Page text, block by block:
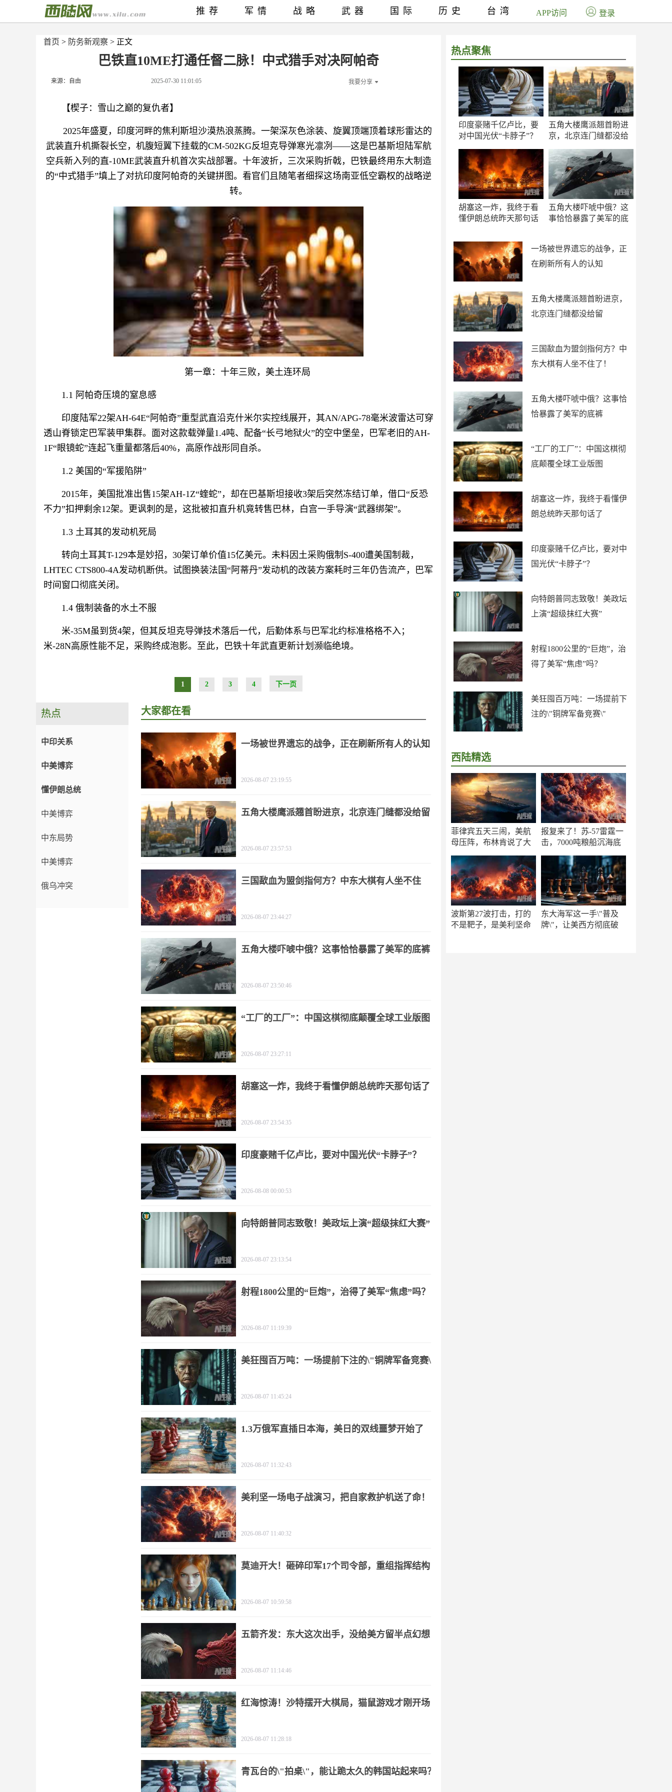
首页 > 防务新观察 > 正文
巴铁直10ME打通任督二脉！中式猎手对决阿帕奇
来源：自由 2025-07-30 11:01:05 我要分享
【楔子：雪山之巅的复仇者】
2025年盛夏，印度河畔的焦利斯坦沙漠热浪蒸腾。一架深灰色涂装、旋翼顶端顶着球形雷达的
武装直升机撕裂长空，机腹短翼下挂载的CM-502KG反坦克导弹寒光凛冽——这是巴基斯坦陆军航
空兵新入列的直-10ME武装直升机首次实战部署。十年波折，三次采购折戟，巴铁最终用东大制造
的“中式猎手”填上了对抗印度阿帕奇的关键拼图。看官们且随笔者细探这场南亚低空霸权的战略逆
转。
第一章：十年三败，美土连环局
1.1 阿帕奇压境的窒息感
印度陆军22架AH-64E“阿帕奇”重型武直沿克什米尔实控线展开，其AN/APG-78毫米波雷达可穿
透山脊锁定巴军装甲集群。面对这款载弹量1.4吨、配备“长弓地狱火”的空中堡垒，巴军老旧的AH-
1F“眼镜蛇”连起飞重量都落后40%，高原作战形同自杀。
1.2 美国的“军援陷阱”
2015年，美国批准出售15架AH-1Z“蝰蛇”，却在巴基斯坦接收3架后突然冻结订单，借口“反恐
不力”扣押剩余12架。更讽刺的是，这批被扣直升机竟转售巴林，白宫一手导演“武器绑架”。
1.3 土耳其的发动机死局
转向土耳其T-129本是妙招，30架订单价值15亿美元。未料因土采购俄制S-400遭美国制裁，
LHTEC CTS800-4A发动机断供。试图换装法国“阿蒂丹”发动机的改装方案耗时三年仍告流产，巴军
时间窗口彻底关闭。
1.4 俄制装备的水土不服
米-35M虽到货4架，但其反坦克导弹技术落后一代，后勤体系与巴军北约标准格格不入；
米-28N高原性能不足，采购终成泡影。至此，巴铁十年武直更新计划濒临绝境。
1 2 3 4 下一页
热点聚焦
印度豪赌千亿卢比，要
对中国光伏“卡脖子”？
五角大楼鹰派翘首盼进
京，北京连门缝都没给
胡塞这一炸，我终于看
懂伊朗总统昨天那句话
五角大楼吓唬中俄？这
事恰恰暴露了美军的底
一场被世界遗忘的战争，正
在刷新所有人的认知
五角大楼鹰派翘首盼进京，
北京连门缝都没给留
三国歃血为盟剑指何方？中
东大棋有人坐不住了！
五角大楼吓唬中俄？这事恰
恰暴露了美军的底裤
“工厂的工厂”：中国这棋彻
底颠覆全球工业版图
胡塞这一炸，我终于看懂伊
朗总统昨天那句话了
印度豪赌千亿卢比，要对中
国光伏“卡脖子”？
向特朗普同志致敬！美政坛
上演“超级抹红大赛”
射程1800公里的“巨炮”，治
得了美军“焦虑”吗？
美狂囤百万吨：一场提前下
注的\"铜牌军备竞赛\"
西陆精选
菲律宾五天三闹，美航
母压阵，布林肯说了大
报复来了！苏-57雷霆一
击，7000吨粮船沉海底
波斯第27波打击，打的
不是靶子，是美利坚命
东大海军这一手\"普及
牌\"，让美西方彻底破
推荐 军情 战略 武器 国际 历史 台湾 APP访问 登录
热点
中印关系
中美博弈
懂伊朗总统
中美博弈
中东局势
中美博弈
俄乌冲突
大家都在看
一场被世界遗忘的战争，正在刷新所有人的认知
2026-08-07 23:19:55
五角大楼鹰派翘首盼进京，北京连门缝都没给留
2026-08-07 23:57:53
三国歃血为盟剑指何方？中东大棋有人坐不住
2026-08-07 23:44:27
五角大楼吓唬中俄？这事恰恰暴露了美军的底裤
2026-08-07 23:50:46
“工厂的工厂”：中国这棋彻底颠覆全球工业版图
2026-08-07 23:27:11
胡塞这一炸，我终于看懂伊朗总统昨天那句话了
2026-08-07 23:54:35
印度豪赌千亿卢比，要对中国光伏“卡脖子”？
2026-08-08 00:00:53
向特朗普同志致敬！美政坛上演“超级抹红大赛”
2026-08-07 23:13:54
射程1800公里的“巨炮”，治得了美军“焦虑”吗？
2026-08-07 11:19:39
美狂囤百万吨：一场提前下注的\"铜牌军备竞赛\"
2026-08-07 11:45:24
1.3万俄军直插日本海，美日的双线噩梦开始了
2026-08-07 11:32:43
美利坚一场电子战演习，把自家救护机送了命！
2026-08-07 11:40:32
莫迪开大！砸碎印军17个司令部，重组指挥结构
2026-08-07 10:59:58
五箭齐发：东大这次出手，没给美方留半点幻想
2026-08-07 11:14:46
红海惊涛！沙特摆开大棋局，猫鼠游戏才刚开场
2026-08-07 11:28:18
青瓦台的\"拍桌\"，能让跪太久的韩国站起来吗？